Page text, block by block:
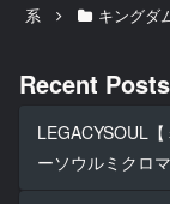
系
キングダ
Recent Posts
LEGACYSOUL
ーソウルミクロ